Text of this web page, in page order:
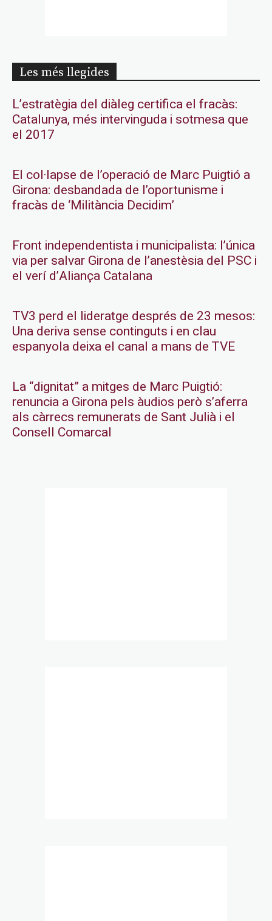
Les més llegides
L’estratègia del diàleg certifica el fracàs:
Catalunya, més intervinguda i sotmesa que
el 2017
El col·lapse de l’operació de Marc Puigtió a
Girona: desbandada de l’oportunisme i
fracàs de ‘Militància Decidim’
Front independentista i municipalista: l’única
via per salvar Girona de l’anestèsia del PSC i
el verí d’Aliança Catalana
TV3 perd el lideratge després de 23 mesos:
Una deriva sense continguts i en clau
espanyola deixa el canal a mans de TVE
La “dignitat” a mitges de Marc Puigtió:
renuncia a Girona pels àudios però s’aferra
als càrrecs remunerats de Sant Julià i el
Consell Comarcal